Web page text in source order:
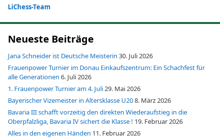
LiChess-Team
Neueste Beiträge
Jana Schneider ist Deutsche Meisterin 30. Juli 2026
Frauenpower Turnier im Donau Einkaufszentrum: Ein Schachfest für
alle Generationen 6. Juli 2026
1. Frauenpower Turnier am 4. Juli29. Mai 2026
Bayerischer Vizemeister in Altersklasse U208. März 2026
Bavaria III schafft vorzeitig den direkten Wiederaufstieg in die
Oberpfalzliga, Bavaria IV sichert die Klasse ! 19. Februar 2026
Alles in den eigenen Händen 11. Februar 2026